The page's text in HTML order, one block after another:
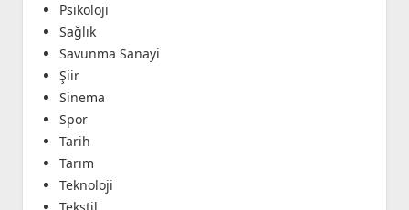
Psikoloji
Sağlık
Savunma Sanayi
Şiir
Sinema
Spor
Tarih
Tarım
Teknoloji